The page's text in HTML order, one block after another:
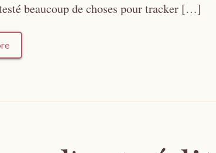
beaucoup de choses pour tracker […]